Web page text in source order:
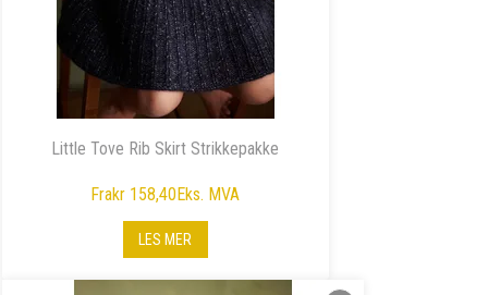
Little Tove Rib Skirt Strikkepakke
Frakr 158,40Eks. MVA
LES MER